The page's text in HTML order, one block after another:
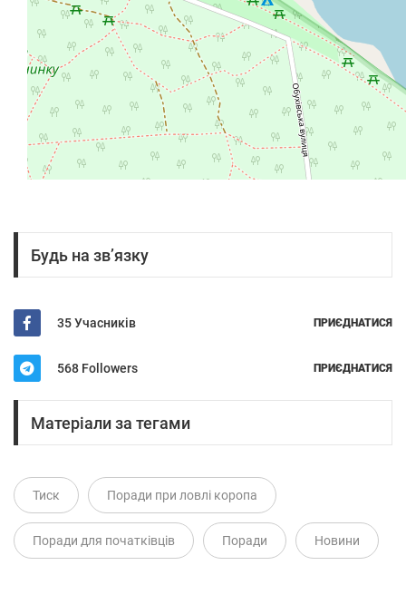
Будь на зв’язку
35 Учасників ПРИЄДНАТИСЯ
568 Followers ПРИЄДНАТИСЯ
Матеріали за тегами
Тиск Поради при ловлі коропа
Поради для початківців Поради Новини